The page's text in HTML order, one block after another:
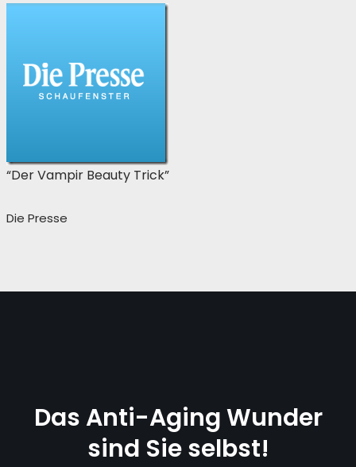
“Der Vampir Beauty Trick”
Die Presse
Das Anti-Aging Wunder
sind Sie selbst!